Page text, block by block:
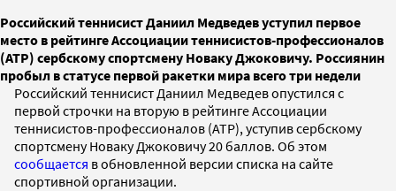
Российский теннисист Даниил Медведев уступил первое
место в рейтинге Ассоциации теннисистов-профессионалов
(ATP) сербскому спортсмену Новаку Джоковичу. Россиянин
пробыл в статусе первой ракетки мира всего три недели
Российский теннисист Даниил Медведев опустился с
первой строчки на вторую в рейтинге Ассоциации
теннисистов-профессионалов (ATP), уступив сербскому
спортсмену Новаку Джоковичу 20 баллов. Об этом
сообщается в обновленной версии списка на сайте
спортивной организации.